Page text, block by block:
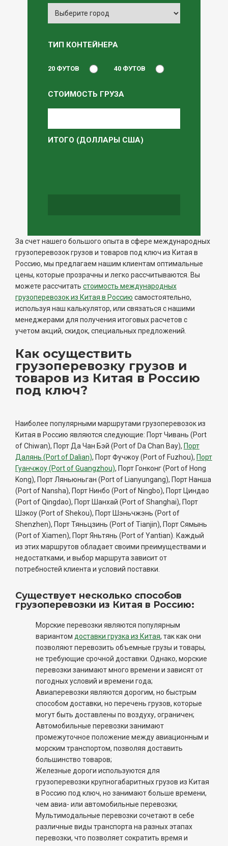
ТИП КОНТЕЙНЕРА
20 ФУТОВ 40 ФУТОВ
СТОИМОСТЬ ГРУЗА
ИТОГО (ДОЛЛАРЫ США)
За счет нашего большого опыта в сфере международных
грузоперевозок грузов и товаров под ключ из Китая в
Россию, мы предлагаем нашим клиентам оптимальные
цены, которые прозрачны и легко рассчитываются. Вы
можете рассчитать стоимость международных
грузоперевозок из Китая в Россию самостоятельно,
используя наш калькулятор, или связаться с нашими
менеджерами для получения итоговых расчетов с
учетом акций, скидок, специальных предложений.
Как осуществить
грузоперевозку грузов и
товаров из Китая в Россию
под ключ?
Наиболее популярными маршрутами грузоперевозок из
Китая в Россию являются следующие: Порт Чивань (Port
of Chiwan), Порт Да Чан Бэй (Port of Da Chan Bay), Порт
Далянь (Port of Dalian), Порт Фучжоу (Port of Fuzhou), Порт
Гуанчжоу (Port of Guangzhou), Порт Гонконг (Port of Hong
Kong), Порт Ляньюньган (Port of Lianyungang), Порт Нанша
(Port of Nansha), Порт Нинбо (Port of Ningbo), Порт Циндао
(Port of Qingdao), Порт Шанхай (Port of Shanghai), Порт
Шэкоу (Port of Shekou), Порт Шэньчжэнь (Port of
Shenzhen), Порт Тяньцзинь (Port of Tianjin), Порт Сямынь
(Port of Xiamen), Порт Яньтянь (Port of Yantian). Каждый
из этих маршрутов обладает своими преимуществами и
недостатками, и выбор маршрута зависит от
потребностей клиента и условий поставки.
Существует несколько способов
грузоперевозки из Китая в Россию:
Морские перевозки являются популярным
вариантом доставки грузка из Китая, так как они
позволяют перевозить объемные грузы и товары,
не требующие срочной доставки. Однако, морские
перевозки занимают много времени и зависят от
погодных условий и времени года;
Авиаперевозки являются дорогим, но быстрым
способом доставки, но перечень грузов, которые
могут быть доставлены по воздуху, ограничен;
Автомобильные перевозки занимают
промежуточное положение между авиационным и
морским транспортом, позволяя доставить
большинство товаров;
Железные дороги используются для
грузоперевозки крупногабаритных грузов из Китая
в Россию под ключ, но занимают больше времени,
чем авиа- или автомобильные перевозки;
Мультимодальные перевозки сочетают в себе
различные виды транспорта на разных этапах
перевозки, что позволяет сократить время и